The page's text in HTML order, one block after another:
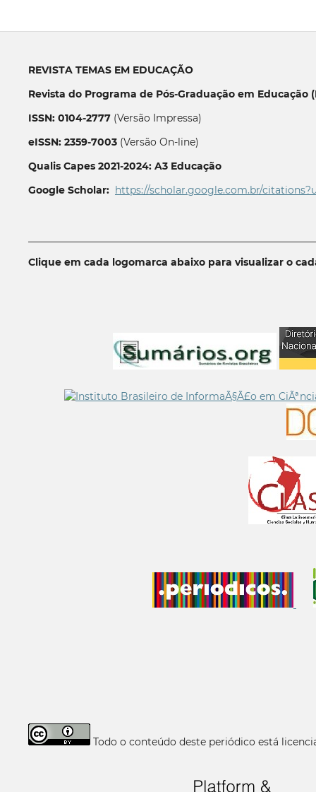
REVISTA TEMAS EM EDUCAÇÃO
Revista do Programa de Pós-Graduação em Educação
ISSN: 0104-2777(Versão Impressa)
eISSN: 2359-7003(Versão On-line)
Qualis Capes 2021-2024: A3 Educação
Google Scholar: https://scholar.google.com.br/
Clique em cada logomarca abaixo para visualizar o
Todo o conteúdo deste periódico está